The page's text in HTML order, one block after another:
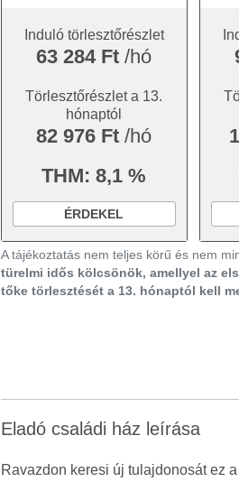
Induló törlesztőrészlet
63 284 Ft/hó
Törlesztőrészlet a 13.
hónaptól
82 976 Ft/hó
THM: 8,1 %
ÉRDEKEL
A tájékoztatás nem teljes körű és nem
türelmi idős kölcsönök, amellyel az
tőke törlesztését a 13. hónaptól kell
Eladó családi ház leírása
Ravazdon keresi új tulajdonosát ez